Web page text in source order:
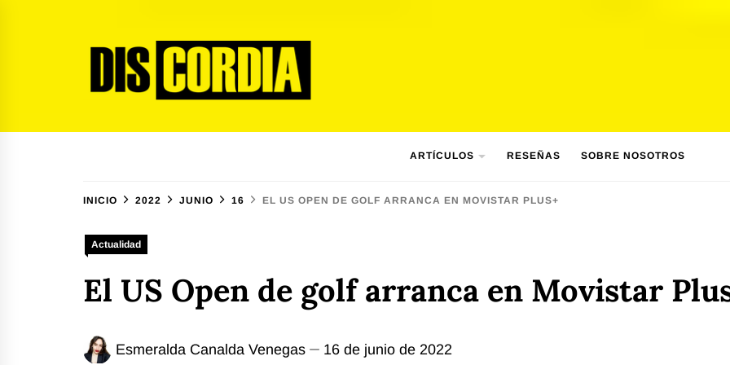
Discordia Magazine
ARTÍCULOS RESEÑAS SOBRE NOSOTROS
INICIO 2022 JUNIO 16 EL US OPEN DE GOLF ARRANCA EN MOVISTAR PLUS+
Actualidad
El US Open de golf arranca en Movistar
Esmeralda Canalda Venegas 16 de junio de 2022